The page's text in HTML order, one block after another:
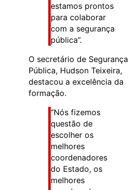
estamos prontos
para colaborar
com a segurança
pública”.
O secretário de Segurança
Pública, Hudson Teixeira,
destacou a excelência da
formação.
“Nós fizemos
questão de
escolher os
melhores
coordenadores
do Estado, os
melhores